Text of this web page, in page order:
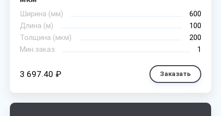
Ширина (мм)
600
Длина (м)
100
Толщина (мкм)
200
Мин.заказ
1
3 697.40 ₽ Заказать